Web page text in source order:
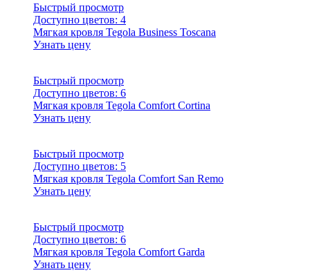
Быстрый просмотр
Доступно цветов: 4
Мягкая кровля Tegola Business Toscana
Узнать цену
Быстрый просмотр
Доступно цветов: 6
Мягкая кровля Tegola Comfort Cortina
Узнать цену
Быстрый просмотр
Доступно цветов: 5
Мягкая кровля Tegola Comfort San Remo
Узнать цену
Быстрый просмотр
Доступно цветов: 6
Мягкая кровля Tegola Comfort Garda
Узнать цену